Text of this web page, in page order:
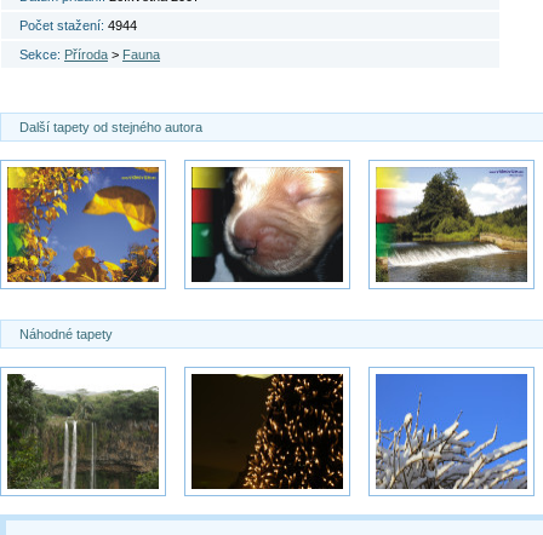
Počet stažení: 4944
Sekce: Příroda > Fauna
Další tapety od stejného autora
Náhodné tapety